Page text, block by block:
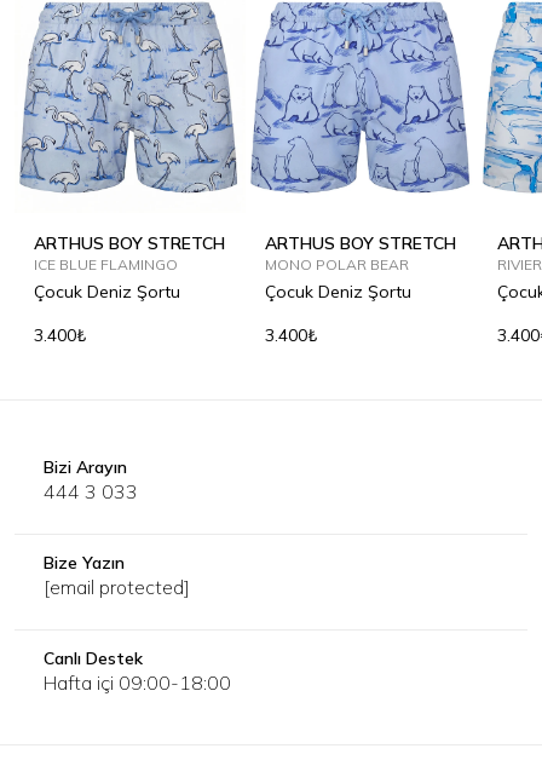
ARTHUS BOY STRETCH
ICE BLUE FLAMINGO
Çocuk Deniz Şortu
3.400₺
ARTHUS BOY STRETCH
MONO POLAR BEAR
Çocuk Deniz Şortu
3.400₺
Bizi Arayın
444 3 033
Bize Yazın
[email protected]
Canlı Destek
Hafta içi 09:00-18:00